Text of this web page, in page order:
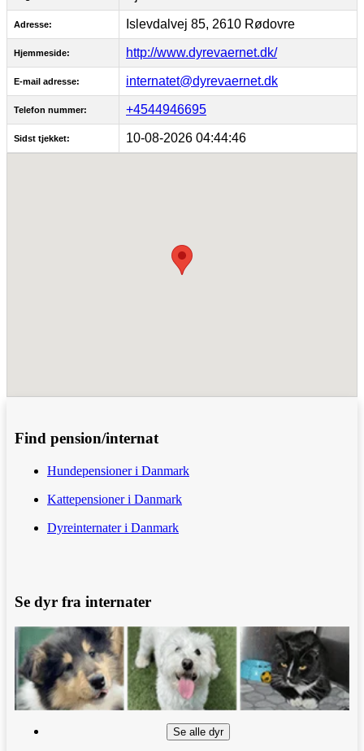
Adresse: Islevdalvej 85, 2610 Rødovre
Hjemmeside: http://www.dyrevaernet.dk/
E-mail adresse: internatet@dyrevaernet.dk
Telefon nummer: +4544946695
Sidst tjekket: 10-08-2026 04:44:46
Find pension/internat
Hundepensioner i Danmark
Kattepensioner i Danmark
Dyreinternater i Danmark
Se dyr fra internater
Se alle dyr